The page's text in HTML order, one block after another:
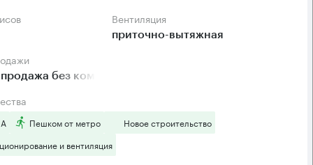
Вентиляция
приточно-вытяжная
без комиссии
Пешком от метро
Новое строительство
и вентиляция